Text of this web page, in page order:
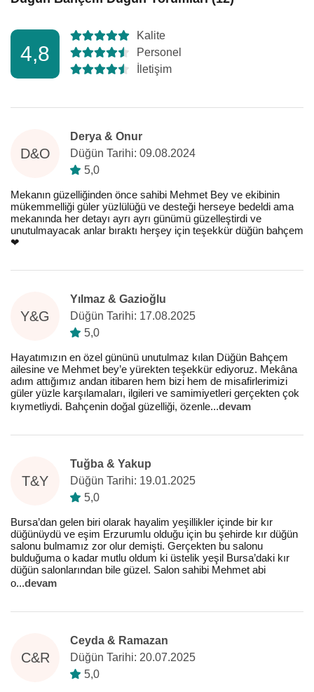
4,8
Kalite
Personel
İletişim
D&O
Derya & Onur
Düğün Tarihi: 09.08.2024
5,0
Mekanın güzelliğinden önce sahibi Mehmet Bey ve ekibinin
mükemmelliği güler yüzlülüğü ve desteği herseye bedeldi ama
mekanında her detayı ayrı ayrı günümü güzelleştirdi ve
unutulmayacak anlar bıraktı herşey için teşekkür düğün bahçem
❤️
Y&G
Yılmaz & Gazioğlu
Düğün Tarihi: 17.08.2025
5,0
Hayatımızın en özel gününü unutulmaz kılan Düğün Bahçem
ailesine ve Mehmet bey’e yürekten teşekkür ediyoruz. Mekâna
adım attığımız andan itibaren hem bizi hem de misafirlerimizi
güler yüzle karşılamaları, ilgileri ve samimiyetleri gerçekten çok
kıymetliydi. Bahçenin doğal güzelliği, özenle...devam
T&Y
Tuğba & Yakup
Düğün Tarihi: 19.01.2025
5,0
Bursa’dan gelen biri olarak hayalim yeşillikler içinde bir kır
düğünüydü ve eşim Erzurumlu olduğu için bu şehirde kır düğün
salonu bulmamız zor olur demişti. Gerçekten bu salonu
bulduğuma o kadar mutlu oldum ki üstelik yeşil Bursa’daki kır
düğün salonlarından bile güzel. Salon sahibi Mehmet abi
o...devam
C&R
Ceyda & Ramazan
Düğün Tarihi: 20.07.2025
5,0